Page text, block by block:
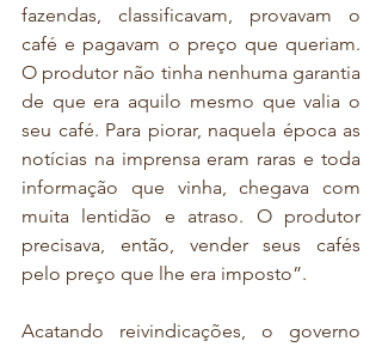
fazendas, classificavam, provavam o
café e pagavam o preço que queriam.
O produtor não tinha nenhuma garantia
de que era aquilo mesmo que valia o
seu café. Para piorar, naquela época as
notícias na imprensa eram raras e toda
informação que vinha, chegava com
muita lentidão e atraso. O produtor
precisava, então, vender seus cafés
pelo preço que lhe era imposto”.
Acatando reivindicações, o governo